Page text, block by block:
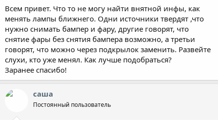
Всем привет. Что то не могу найти внятной инфы, как
менять лампы ближнего. Одни источники твердят ,что
нужно снимать бампер и фару, другие говорят, что
снятие фары без снятия бампера возможно, а третьи
говорят, что можно через подкрылок заменить. Развейте
слухи, кто уже менял. Как лучше подобраться?
Заранее спасибо!
саша
Постоянный пользователь